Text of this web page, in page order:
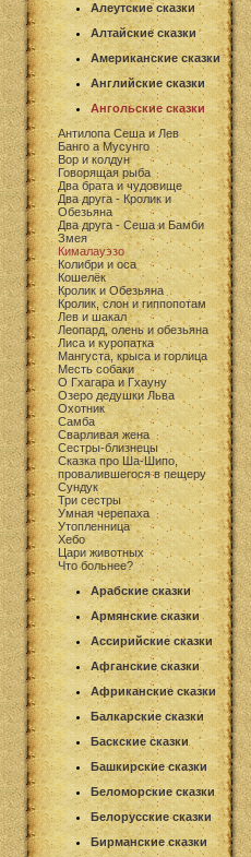
Алеутские сказки
Алтайские сказки
Американские сказки
Английские сказки
Ангольские сказки
Антилопа Сеша и Лев
Банго а Мусунго
Вор и колдун
Говорящая рыба
Два брата и чудовище
Два друга - Кролик и
Обезьяна
Два друга - Сеша и Бамби
Змея
Кималауэзо
Колибри и оса
Кошелёк
Кролик и Обезьяна
Кролик, слон и гиппопотам
Лев и шакал
Леопард, олень и обезьяна
Лиса и куропатка
Мангуста, крыса и горлица
Месть собаки
О Гхагара и Гхауну
Озеро дедушки Льва
Охотник
Самба
Сварливая жена
Сестры-близнецы
Сказка про Ша-Шипо,
провалившегося в пещеру
Сундук
Три сестры
Умная черепаха
Утопленница
Хебо
Цари животных
Что больнее?
Арабские сказки
Армянские сказки
Ассирийские сказки
Афганские сказки
Африканские сказки
Балкарские сказки
Баскские сказки
Башкирские сказки
Беломорские сказки
Белорусские сказки
Бирманские сказки